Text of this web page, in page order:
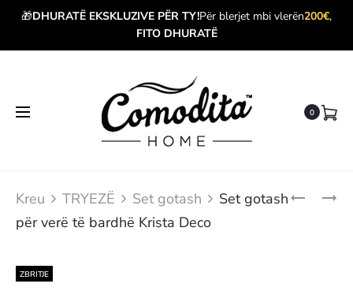
🎁DHURATË EKSKLUZIVE PËR TY!Për blerjet mbi vlerën200€,
FITO DHURATË
0
Kreu TRYEZË Set gotash
Set gotash
për verë të bardhë Krista Deco
ZBRITJE